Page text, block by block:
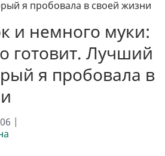
я пробовала в своей жизни
и немного муки:
готовит. Лучший
я пробовала в
|